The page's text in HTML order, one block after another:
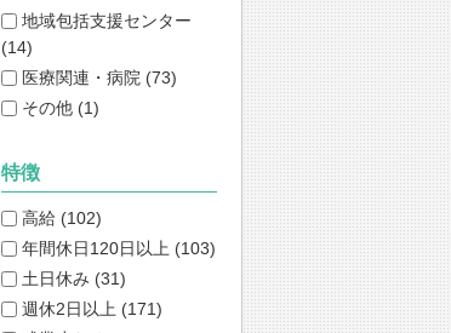
地域包括支援センター
(14)
医療関連・病院 (73)
その他 (1)
特徴
高給 (102)
年間休日120日以上 (103)
土日休み (31)
週休2日以上 (171)